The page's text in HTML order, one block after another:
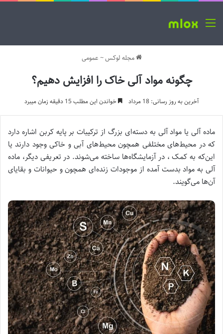
منو
مجله لوکس~ عمومی
چگونه مواد آلی خاک را افزایش دهیم؟
آخرین به روز رسانی: 18 مرداد خواندن این مطلب 15 دقیقه زمان میبرد
ماده آلی یا مواد آلی به دسته‌ای بزرگ از ترکیبات بر پایه کربن اشاره دارد
که در محیط‌های مختلفی همچون محیط‌های آبی و خاکی وجود دارند یا
این‌که به کمک ، در آزمایشگاه‌ها ساخته می‌شوند. در تعریفی دیگر، ماده
آلی به مواد بدست آمده از موجودات زنده‌ای همچون و حیوانات و بقایای
آن‌ها می‌گویند.